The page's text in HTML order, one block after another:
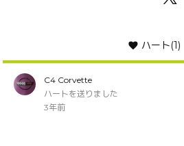
ハート(1)
C4 Corvette
ハートを送りました
3年前